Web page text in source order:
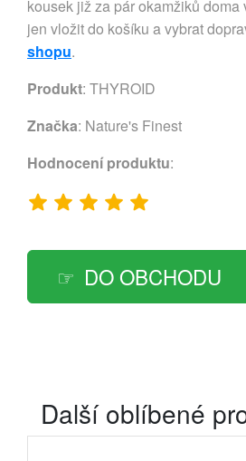
kousek již za pár okamžiků doma
jen vložit do košíku a vybrat
shopu.
Produkt: THYROID
Značka: Nature's Finest
Hodnocení produktu:
DO OBCHODU
Další oblíbené